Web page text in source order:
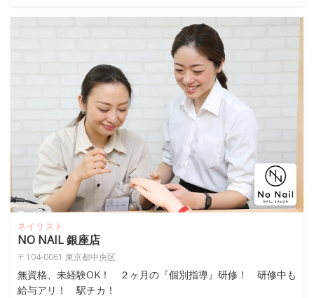
ネイリスト
NO NAIL 銀座店
〒104-0061 東京都中央区
無資格、未経験OK！ ２ヶ月の『個別指導』研修！ 研修中も
給与アリ！ 駅チカ！